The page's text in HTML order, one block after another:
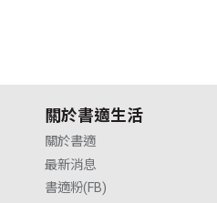
關於書適生活
關於書適
最新消息
書適粉(FB)